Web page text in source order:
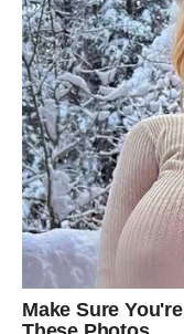
Hladnija klima:
dovoljno je
Intenzivna
nakon treninga.